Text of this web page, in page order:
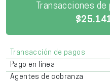
Transacciones
$
Transacción de pagos
Pago en línea
Agentes de cobranza